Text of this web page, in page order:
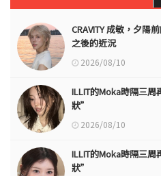
CRAVITY 成敏，夕
之後的近況
2026/08/10
ILLIT的Moka時隔三
狀”
2026/08/10
ILLIT的Moka時隔三
狀”